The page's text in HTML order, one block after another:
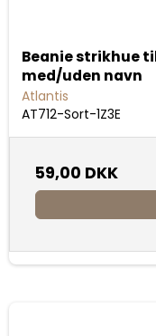
Beanie strikhue
med/uden navn
Atlantis
AT712-Sort-1Z3E
59,00 DKK